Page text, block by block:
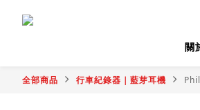
關
全部商品 行車紀錄器｜藍芽耳機